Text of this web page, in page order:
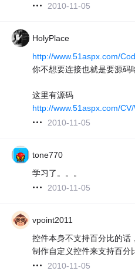
2010-11-05
HolyPlace
http://www.51aspx.com/
你不想要连接也就是要源码
这里有源码
http://www.51aspx.com/
2010-11-05
tone770
学习了。。。
2010-11-05
vpoint2011
控件本身不支持百分比的话
制作自定义控件来支持百分
2010-11-05